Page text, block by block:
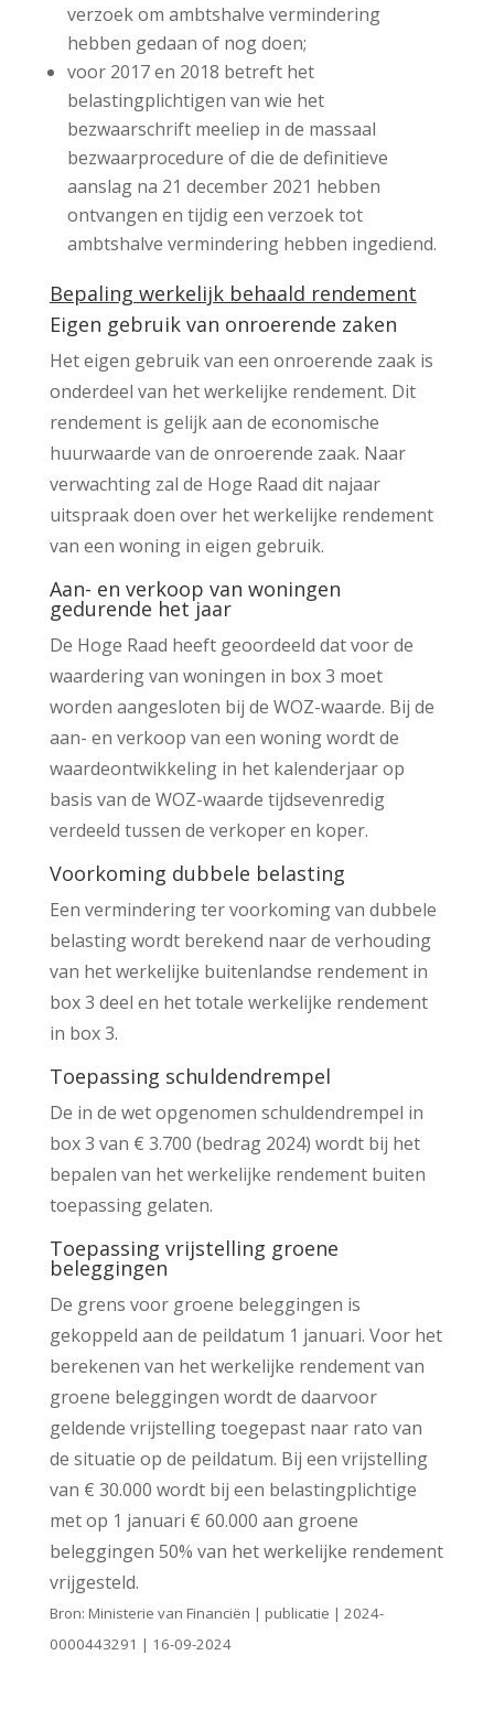
verzoek om ambtshalve vermindering
hebben gedaan of nog doen;
voor 2017 en 2018 betreft het
belastingplichtigen van wie het
bezwaarschrift meeliep in de massaal
bezwaarprocedure of die de definitieve
aanslag na 21 december 2021 hebben
ontvangen en tijdig een verzoek tot
ambtshalve vermindering hebben ingediend.
Bepaling werkelijk behaald rendement
Eigen gebruik van onroerende zaken
Het eigen gebruik van een onroerende zaak is
onderdeel van het werkelijke rendement. Dit
rendement is gelijk aan de economische
huurwaarde van de onroerende zaak. Naar
verwachting zal de Hoge Raad dit najaar
uitspraak doen over het werkelijke rendement
van een woning in eigen gebruik.
Aan- en verkoop van woningen
gedurende het jaar
De Hoge Raad heeft geoordeeld dat voor de
waardering van woningen in box 3 moet
worden aangesloten bij de WOZ-waarde. Bij de
aan- en verkoop van een woning wordt de
waardeontwikkeling in het kalenderjaar op
basis van de WOZ-waarde tijdsevenredig
verdeeld tussen de verkoper en koper.
Voorkoming dubbele belasting
Een vermindering ter voorkoming van dubbele
belasting wordt berekend naar de verhouding
van het werkelijke buitenlandse rendement in
box 3 deel en het totale werkelijke rendement
in box 3.
Toepassing schuldendrempel
De in de wet opgenomen schuldendrempel in
box 3 van € 3.700 (bedrag 2024) wordt bij het
bepalen van het werkelijke rendement buiten
toepassing gelaten.
Toepassing vrijstelling groene
beleggingen
De grens voor groene beleggingen is
gekoppeld aan de peildatum 1 januari. Voor het
berekenen van het werkelijke rendement van
groene beleggingen wordt de daarvoor
geldende vrijstelling toegepast naar rato van
de situatie op de peildatum. Bij een vrijstelling
van € 30.000 wordt bij een belastingplichtige
met op 1 januari € 60.000 aan groene
beleggingen 50% van het werkelijke rendement
vrijgesteld.
Bron: Ministerie van Financiën | publicatie | 2024-
0000443291 | 16-09-2024